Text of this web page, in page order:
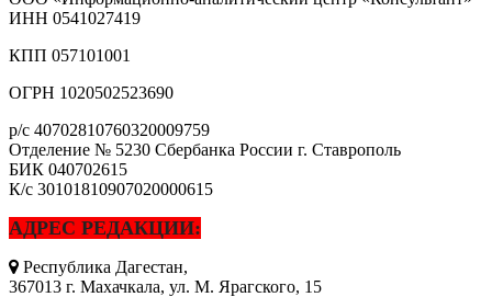
ИНН 0541027419
КПП 057101001
ОГРН 1020502523690
р/с 40702810760320009759
Отделение № 5230 Сбербанка России г. Ставрополь
БИК 040702615
К/с 30101810907020000615
АДРЕС РЕДАКЦИИ:
Республика Дагестан,
367013 г. Махачкала, ул. М. Ярагского, 15